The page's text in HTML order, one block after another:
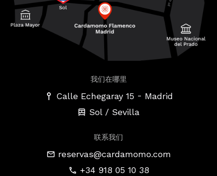
我们在哪里
Calle Echegaray 15 - Madrid
Sol / Sevilla
联系我们
reservas@cardamomo.com
+34 918 05 10 38